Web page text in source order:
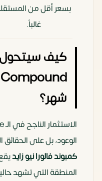
بسعر أقل من
غالباً.
كيف
شهر؟
الوعود، بل على الحقائق
كمبوند فالورا نيو زايد
المنطقة التي تشهد